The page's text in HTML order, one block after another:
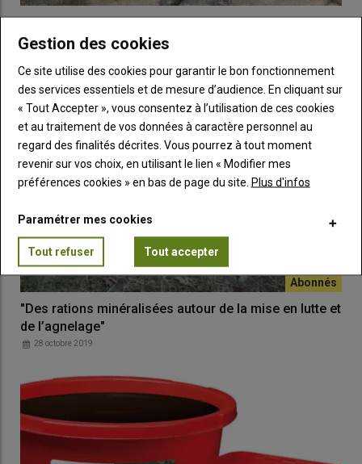
Une poignée porte-pierre pour déplacer les blocs
26 avril 2021
"Des rations minéralisées autour de la mise en lutte et
de l’agnelage"
28 octobre 2019
Gestion des cookies
Ce site utilise des cookies pour garantir le bon fonctionnement
des services essentiels et de mesure d’audience. En cliquant sur
« Tout Accepter », vous consentez à l’utilisation de ces cookies
et au traitement de vos données à caractère personnel au
regard des finalités décrites. Vous pourrez à tout moment
revenir sur vos choix, en utilisant le lien « Modifier mes
préférences cookies » en bas de page du site. Plus d'infos
Paramétrer mes cookies
Tout refuser Tout accepter